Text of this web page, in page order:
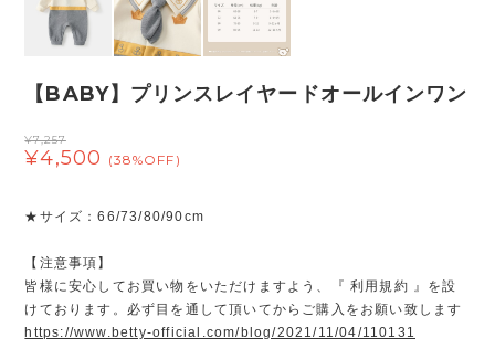
【BABY】プリンスレイヤードオールインワン
¥7,257
¥4,500 (38%OFF)
★サイズ：66/73/80/90cm
【注意事項】
皆様に安心してお買い物をいただけますよう、『 利用規約 』を設
けております。必ず目を通して頂いてからご購入をお願い致します
https://www.betty-official.com/blog/2021/11/04/110131